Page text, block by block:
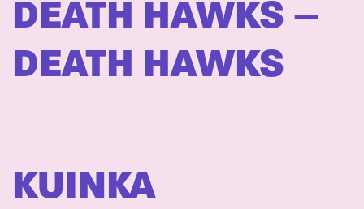
DEATH HAWKS –
DEATH HAWKS
KUINKA